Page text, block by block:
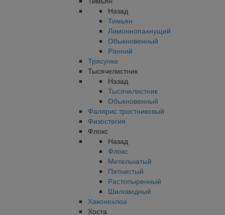
Назад
Тимьян
Лимоннопахнущий
Обыкновенный
Ранний
Трясунка
Тысячелистник
Назад
Тысячелистник
Обыкновенный
Фалярис тростниковый
Физостегия
Флокс
Назад
Флокс
Метельчатый
Пятнистый
Растопыренный
Шиловидный
Хаконехлоа
Хоста